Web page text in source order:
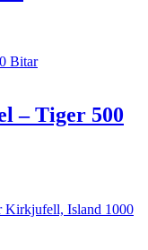
– Tiger 500